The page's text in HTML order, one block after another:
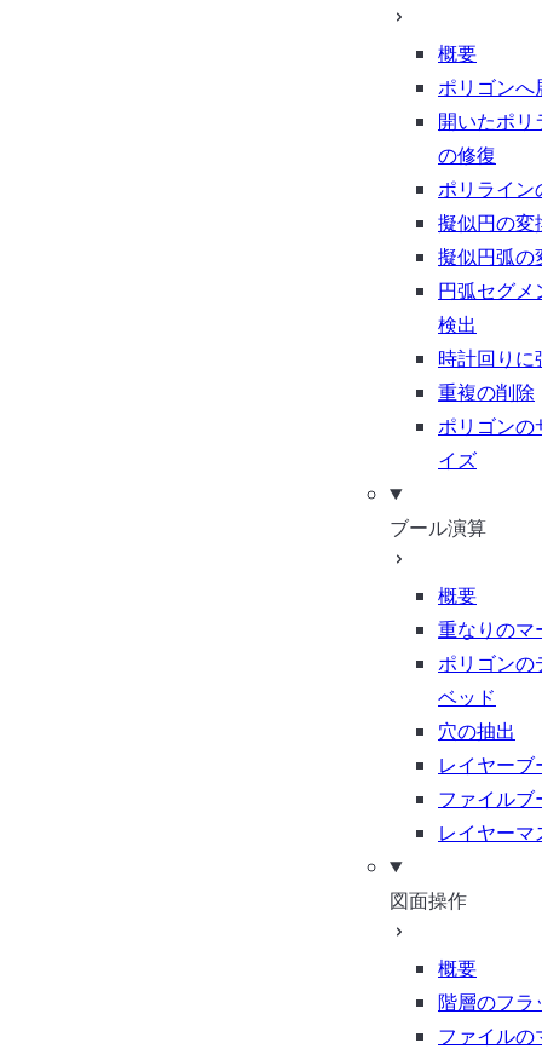
概要
ポリゴンへ
開いたポリ
の修復
ポリライン
擬似円の変
擬似円弧の
円弧セグメ
検出
時計回りに
重複の削除
ポリゴンの
イズ
ブール演算
概要
重なりのマ
ポリゴンの
ベッド
穴の抽出
レイヤーブ
ファイルブ
レイヤーマ
図面操作
概要
階層のフラ
ファイルの